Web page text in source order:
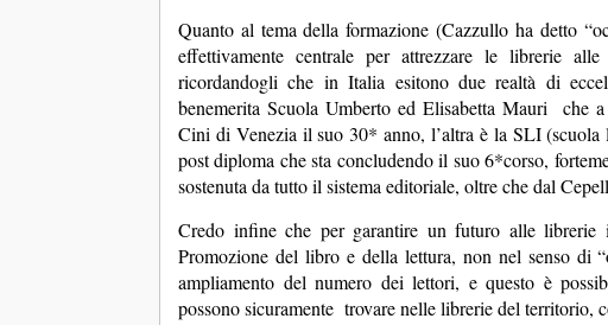
Quanto al tema della formazione (Cazzullo ha detto
effettivamente centrale per attrezzare le librerie
ricordandogli che in Italia esitono due realtà di
benemerita Scuola Umberto ed Elisabetta Mauri che
Cini di Venezia il suo 30* anno, l’altra è la SLI
post diploma che sta concludendo il suo 6*corso,
sostenuta da tutto il sistema editoriale, oltre che dal
Credo infine che per garantire un futuro alle
Promozione del libro e della lettura, non nel senso
ampliamento del numero dei lettori, e questo è
possono sicuramente trovare nelle librerie del territorio,